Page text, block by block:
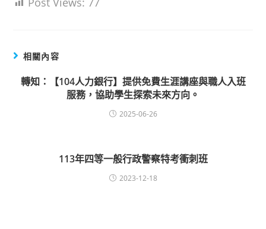
相關內容
轉知：【104人力銀行】提供免費生涯講座與職人入班
服務，協助學生探索未來方向。
2025-06-26
113年四等一般行政警察特考衝刺班
2023-12-18